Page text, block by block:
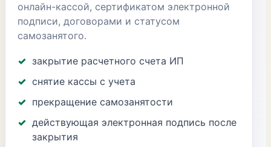
онлайн-кассой, сертификатом электронной
подписи, договорами и статусом
самозанятого.
закрытие расчетного счета ИП
снятие кассы с учета
прекращение самозанятости
действующая электронная подпись после
закрытия